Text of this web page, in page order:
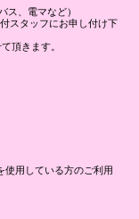
ス、電マなど）
スタッフにお申し付け下
頂きます。
使用している方のご利用